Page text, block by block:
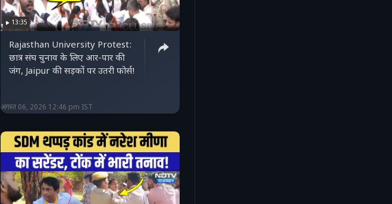
13:35
Rajasthan University Protest:
छात्र संघ चुनाव के लिए आर-पार की
जंग, Jaipur की सड़कों पर उतरी फोर्स!
अगस्त 06, 2026 12:46 pm IST